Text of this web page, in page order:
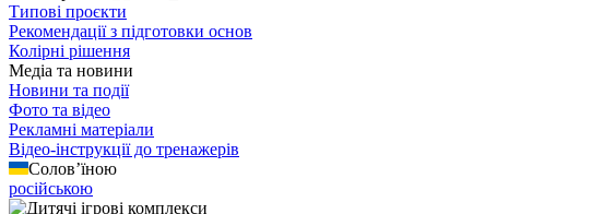
Типові проєкти
Рекомендації з підготовки основ
Колірні рішення
Медіа та новини
Новини та події
Фото та відео
Рекламні матеріали
Відео-інструкції до тренажерів
Солов’їною
російською